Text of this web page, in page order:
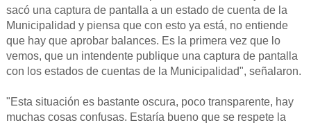
sacó una captura de pantalla a un estado de cuenta de la
Municipalidad y piensa que con esto ya está, no entiende
que hay que aprobar balances. Es la primera vez que lo
vemos, que un intendente publique una captura de pantalla
con los estados de cuentas de la Municipalidad", señalaron.
"Esta situación es bastante oscura, poco transparente, hay
muchas cosas confusas. Estaría bueno que se respete la